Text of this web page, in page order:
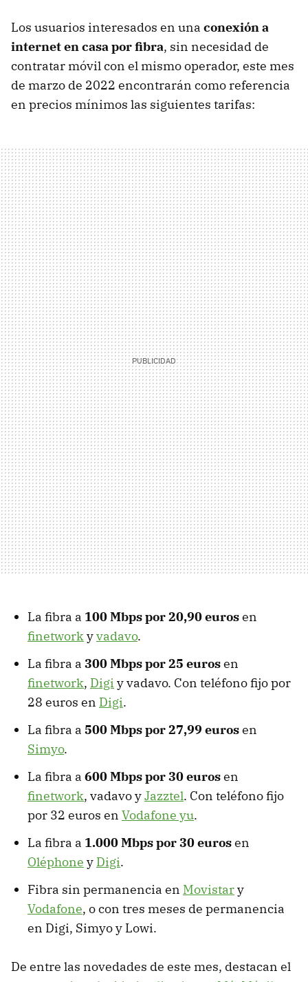
Los usuarios interesados en una conexión a
internet en casa por fibra, sin necesidad de
contratar móvil con el mismo operador, este mes
de marzo de 2022 encontrarán como referencia
en precios mínimos las siguientes tarifas:
La fibra a 100 Mbps por 20,90 eurosen
finetwork yvadavo.
La fibra a 300 Mbps por 25 eurosen
finetwork, Digi y vadavo. Con teléfono fijo por
28 euros en Digi.
La fibra a 500 Mbps por 27,99 eurosen
Simyo.
La fibra a 600 Mbps por 30 eurosen
finetwork, vadavo yJazztel. Con teléfono fijo
por 32 euros en Vodafone yu.
La fibra a 1.000 Mbps por 30 eurosen
Oléphone y Digi.
Fibra sin permanencia en Movistary
Vodafone, o con tres meses de permanencia
en Digi, Simyo y Lowi.
De entre las novedades de este mes, destacan el